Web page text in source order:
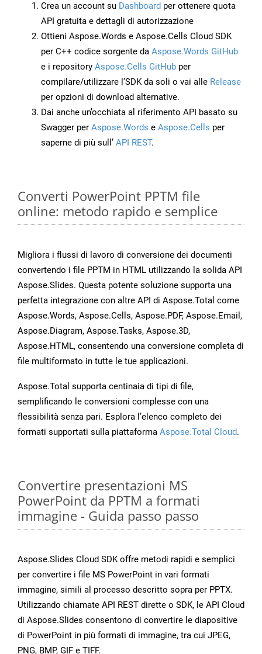
Crea un account su Dashboard per ottenere quota
API gratuita e dettagli di autorizzazione
Ottieni Aspose.Words e Aspose.Cells Cloud SDK
per C++ codice sorgente da Aspose.Words GitHub
e i repository Aspose.Cells GitHub per
compilare/utilizzare l’SDK da soli o vai alle Release
per opzioni di download alternative.
Dai anche un’occhiata al riferimento API basato su
Swagger per Aspose.Words e Aspose.Cells per
saperne di più sull’ API REST.
Converti PowerPoint PPTM file
online: metodo rapido e semplice
Migliora i flussi di lavoro di conversione dei documenti
convertendo i file PPTM in HTML utilizzando la solida API
Aspose.Slides. Questa potente soluzione supporta una
perfetta integrazione con altre API di Aspose.Total come
Aspose.Words, Aspose.Cells, Aspose.PDF, Aspose.Email,
Aspose.Diagram, Aspose.Tasks, Aspose.3D,
Aspose.HTML, consentendo una conversione completa di
file multiformato in tutte le tue applicazioni.
Aspose.Total supporta centinaia di tipi di file,
semplificando le conversioni complesse con una
flessibilità senza pari. Esplora l’elenco completo dei
formati supportati sulla piattaforma Aspose.Total Cloud.
Convertire presentazioni MS
PowerPoint da PPTM a formati
immagine - Guida passo passo
Aspose.Slides Cloud SDK offre metodi rapidi e semplici
per convertire i file MS PowerPoint in vari formati
immagine, simili al processo descritto sopra per PPTX.
Utilizzando chiamate API REST dirette o SDK, le API Cloud
di Aspose.Slides consentono di convertire le diapositive
di PowerPoint in più formati di immagine, tra cui JPEG,
PNG, BMP, GIF e TIFF.